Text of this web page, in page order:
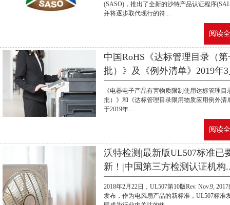
(SASO)，推出了全新的沙特产品认证程序
并将逐步取代现行的符...
阅读
中国RoHS《达标管理目录（第
批）》及《例外清单》2019年
《电器电子产品有害物质限制使用达标管理目
批）》和《达标管理目录限用物质应用例外清
于2019年...
阅读
沃特检测|最新版UL507标准已
新！|中国第三方检测认证机构
2018年2月22日，UL507第10版Rev. Nov.9,
发布，作为电风扇产品的新标准，UL507标准